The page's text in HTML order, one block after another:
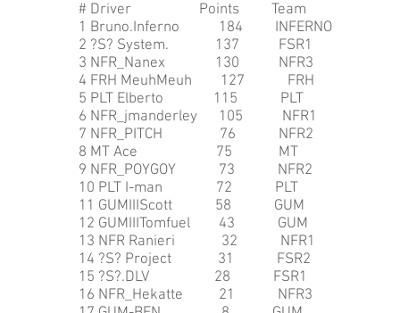
# Driver Points Team
1 Bruno.Inferno 184 INFERNO
2 ?S? System. 137 FSR1
3 NFR_Nanex 130 NFR3
4 FRH MeuhMeuh 127 FRH
5 PLT Elberto 115 PLT
6 NFR_jmanderley 105 NFR1
7 NFR_PITCH 76 NFR2
8 MT Ace 75 MT
9 NFR_POYGOY 73 NFR2
10 PLT I-man 72 PLT
11 GUMIIIScott 58 GUM
12 GUMIIITomfuel 43 GUM
13 NFR Ranieri 32 NFR1
14 ?S? Project 31 FSR2
15 ?S?.DLV 28 FSR1
16 NFR_Hekatte 21 NFR3